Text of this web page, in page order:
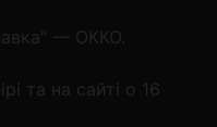
— ОККО.
та на сайті о 16